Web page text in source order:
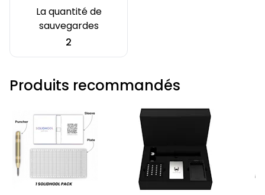
La quantité de
sauvegardes
2
Produits recommandés